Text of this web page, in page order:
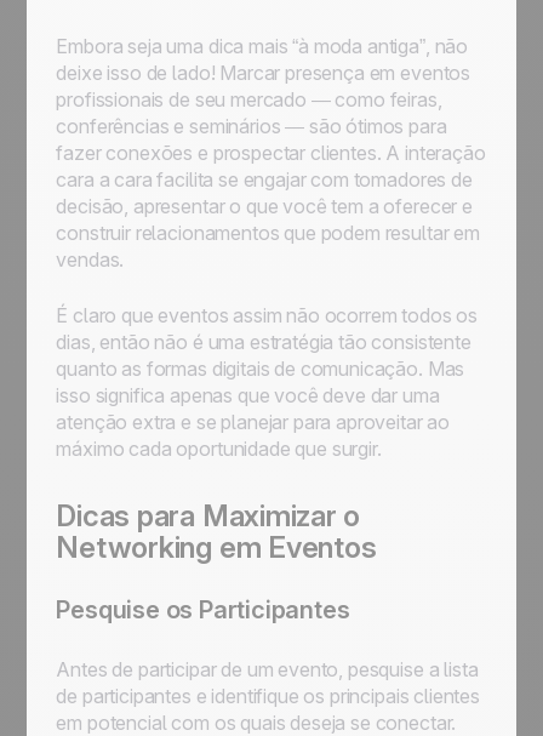
Embora seja uma dica mais “à moda antiga”, não
deixe isso de lado! Marcar presença em eventos
profissionais de seu mercado — como feiras,
conferências e seminários — são ótimos para
fazer conexões e prospectar clientes. A interação
cara a cara facilita se engajar com tomadores de
decisão, apresentar o que você tem a oferecer e
construir relacionamentos que podem resultar em
vendas.
É claro que eventos assim não ocorrem todos os
dias, então não é uma estratégia tão consistente
quanto as formas digitais de comunicação. Mas
isso significa apenas que você deve dar uma
atenção extra e se planejar para aproveitar ao
máximo cada oportunidade que surgir.
Dicas para Maximizar o
Networking em Eventos
Pesquise os Participantes
Antes de participar de um evento, pesquise a lista
de participantes e identifique os principais clientes
em potencial com os quais deseja se conectar.